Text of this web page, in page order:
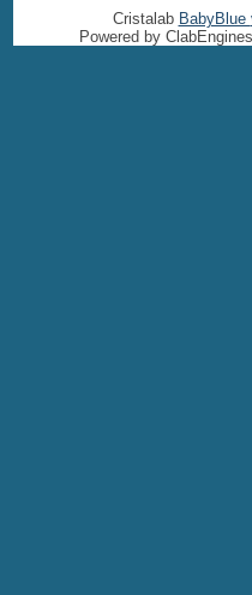
Cristalab BabyBlue
Powered by ClabEngines